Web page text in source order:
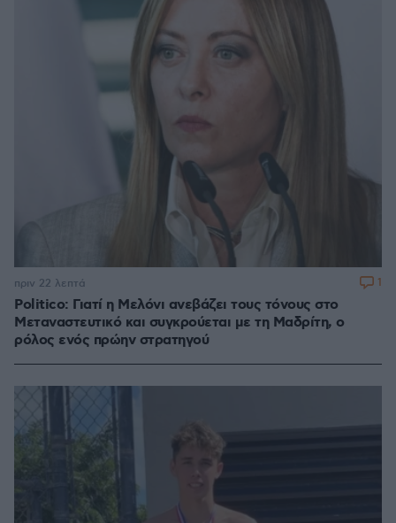
Politico: Γιατί η Μελόνι ανεβάζει τους τόνους στο
Μεταναστευτικό και συγκρούεται με τη Μαδρίτη, ο
ρόλος ενός πρώην στρατηγού
πριν 22 λεπτά 1